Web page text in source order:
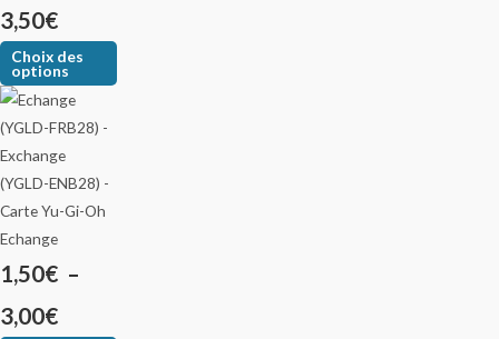
3,50€
Choix des
options
Echange
1,50€ –
3,00€